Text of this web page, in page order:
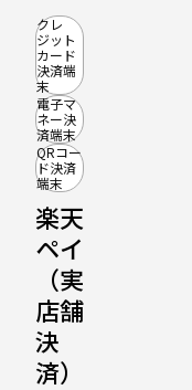
クレ
ジット
カード
決済端
末
電子マ
ネー決
済端末
QRコー
ド決済
端末
楽天
ペイ
（実
店舗
決
済）
比
較